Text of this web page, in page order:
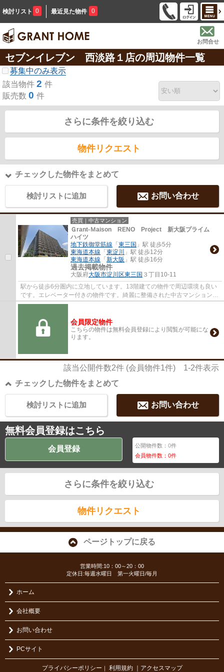
検討リスト 0 最近見た物件 0
お問合せ
セブンイレブン 西淡路１店の周辺物件一覧
募集中のみ表示
該当物件 2 件
販売数 0 件
さらに条件を絞り込む
物件リクエスト
チェックした物件をまとめて
検討リストに追加 お問い合わせ
売買｜中古マンション
Ｇrant-Ｍaison RENO Project 新大阪プライム
ハイツ
地下鉄御堂筋線 「 東三国 」駅 徒歩5分
東海道本線 「 東淀川
」駅 徒歩12分
東海道本線 「 新大阪 」駅 徒歩16分
過去掲載物件
大阪府大阪市淀川区東三国 ３丁目10-11
駅から徒歩6分圏内に立地しています。13階建ての物件で周辺環境も良い
です。エレベーター付きの物件です。綺麗に整備された中古マンションで
清潔感を感じます。不動産のご購入を検討し...
会員限定物件
こちらの物件は無料会員登録により閲覧が可能にな
ります。
該当公開件数2件 (会員物件1件) 1-2件表示
チェックした物件をまとめて
お問い合わせ
検討リストに追加
無料会員登録はこちら
会員登録 公開物件数：0件
会員物件数：0件
さらに条件を絞り込む
物件リクエスト
ページトップに戻る
営業時間:10：00～20：00
定休日:毎週水曜日 第一火曜日/毎月
ホーム
会社概要
お問い合わせ
PCサイト
プライバシーポリシー ｜ 利用規約 ｜アクセスマップ